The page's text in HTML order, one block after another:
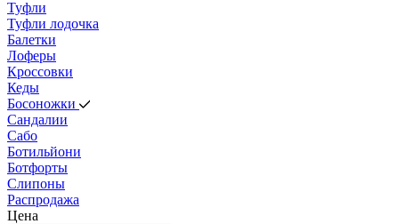
Туфли
Туфли лодочка
Балетки
Лоферы
Кроссовки
Кеды
Босоножки
Сандалии
Сабо
Ботильйони
Ботфорты
Слипоны
Распродажа
Цена